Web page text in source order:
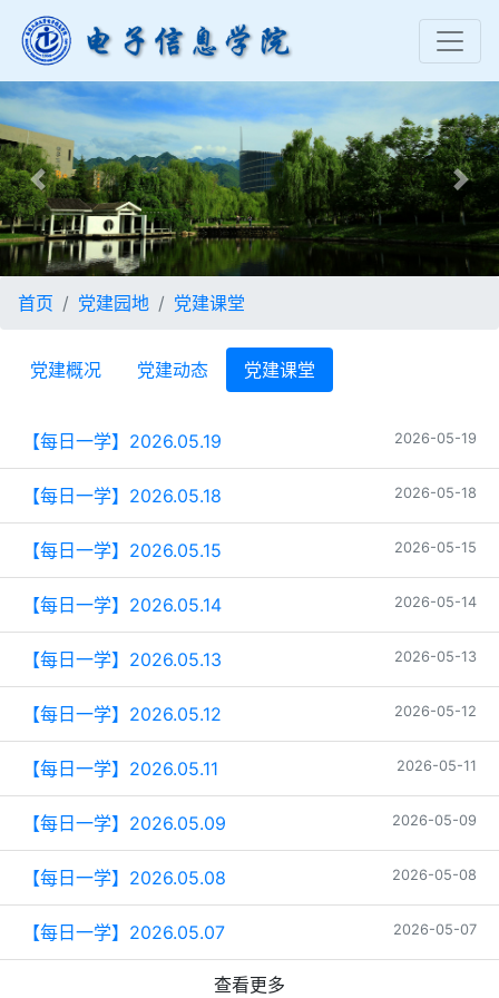
Previous Next
首页 党建园地 党建课堂
党建概况 党建动态 党建课堂
【每日一学】2026.05.19 2026-05-19
【每日一学】2026.05.18 2026-05-18
【每日一学】2026.05.15 2026-05-15
【每日一学】2026.05.14 2026-05-14
【每日一学】2026.05.13 2026-05-13
【每日一学】2026.05.12 2026-05-12
【每日一学】2026.05.11 2026-05-11
【每日一学】2026.05.09 2026-05-09
【每日一学】2026.05.08 2026-05-08
【每日一学】2026.05.07 2026-05-07
查看更多